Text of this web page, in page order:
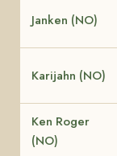
Janken (NO)
Karijahn (NO)
Ken Roger
(NO)